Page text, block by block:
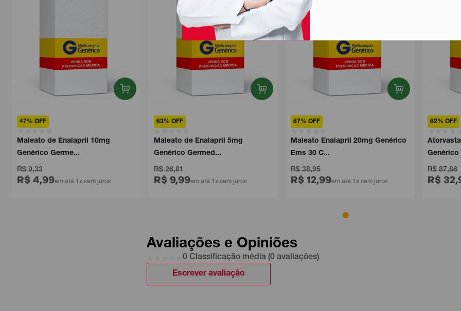
47% OFF
Maleato de Enalapril 10mg
Genérico Germe...
R$ 9,33
R$ 4,99em até 1x sem juros
63% OFF
Maleato de Enalapril 5mg
Genérico Germed...
R$ 26,81
R$ 9,99em até 1x sem juros
67% OFF
Maleato Enalapril 20mg Genérico
Ems 30 C...
R$ 38,95
R$ 12,99em até 1x sem juros
62% OFF
Genérico
R$ 87,86
R$
Avaliações e Opiniões
0 Classificação média (0 avaliações)
Escrever avaliação